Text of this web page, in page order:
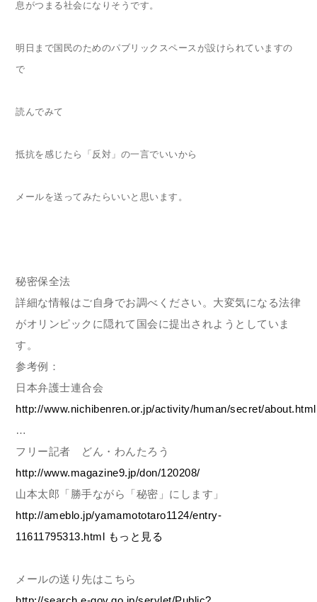
息がつまる社会になりそうです。
明日まで国民のためのパブリックスペースが設けられていますの
で
読んでみて
抵抗を感じたら「反対」の一言でいいから
メールを送ってみたらいいと思います。
秘密保全法
詳細な情報はご自身でお調べください。大変気になる法律
がオリンピックに隠れて国会に提出されようとしていま
す。
参考例：
日本弁護士連合会
http://www.nichibenren.or.jp/activity/human/secret/about.html
…
フリー記者 どん・わんたろう
http://www.magazine9.jp/don/120208/
山本太郎「勝手ながら「秘密」にします」
http://ameblo.jp/yamamototaro1124/entry-
11611795313.html もっと見る
メールの送り先はこちら